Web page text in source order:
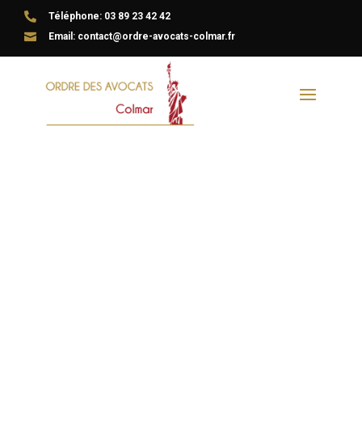
 Téléphone: 03 89 23 42 42
 Email: contact@ordre-avocats-colmar.fr